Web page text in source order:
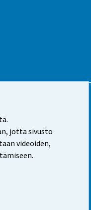
jotta sivusto
videoiden,